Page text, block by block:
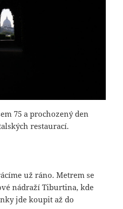
75 a prochozený den
restaurací.
už ráno. Metrem se
nádraží Tiburtina, kde
jde koupit až do